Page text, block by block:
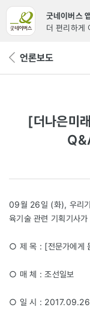
굿네이버스
더 편리하게
뒤 언론보도
[더나은미
09월 26일 (화), 우리기
육기술 관련 기획기사
○ 제 목 : [전문가에게
○ 매 체 : 조선일보
○ 일 시 :